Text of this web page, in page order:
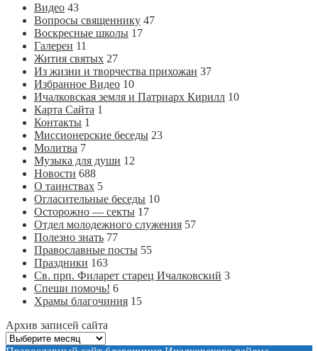
Видео 43
Вопросы священнику 47
Воскресные школы 17
Галереи 11
Жития святых 27
Из жизни и творчества прихожан 37
Избранное Видео 10
Ичалковская земля и Патриарх Кирилл 10
Карта Сайта 1
Контакты 1
Миссионерские беседы 23
Молитва 7
Музыка для души 12
Новости 688
О таинствах 5
Огласительные беседы 10
Осторожно — секты 17
Отдел молодежного служения 57
Полезно знать 77
Православные посты 55
Праздники 163
Св. прп. Филарет старец Ичалковский 3
Спеши помочь! 6
Храмы благочиния 15
Архив записей сайта
Архив